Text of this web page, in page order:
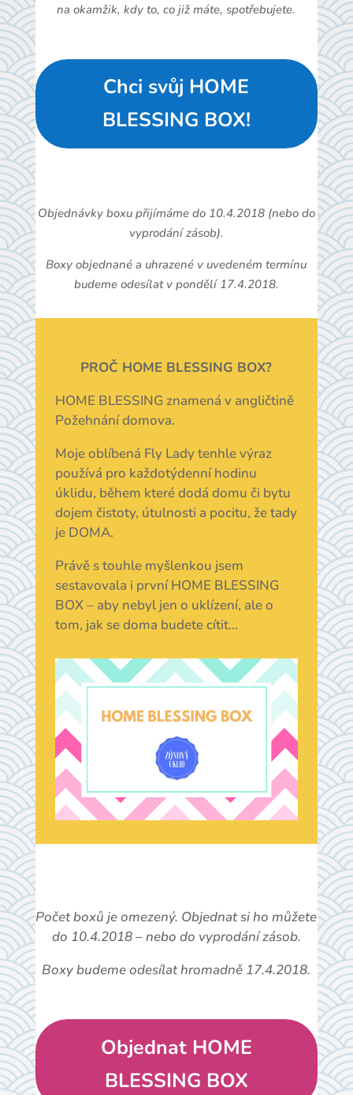
na okamžik, kdy to, co již máte, spotřebujete.
Chci svůj HOME
BLESSING BOX!
Objednávky boxu přijímáme do 10.4.2018 (nebo do
vyprodání zásob).
Boxy objednané a uhrazené v uvedeném termínu
budeme odesílat v pondělí 17.4.2018.
PROČ HOME BLESSING BOX?
HOME BLESSING znamená v angličtině
Požehnání domova.
Moje oblíbená Fly Lady tenhle výraz
používá pro každotýdenní hodinu
úklidu, během které dodá domu či bytu
dojem čistoty, útulnosti a pocitu, že tady
je DOMA.
Právě s touhle myšlenkou jsem
sestavovala i první HOME BLESSING
BOX – aby nebyl jen o uklízení, ale o
tom, jak se doma budete cítit…
Počet boxů je omezený. Objednat si ho můžete
do 10.4.2018 – nebo do vyprodání zásob.
Boxy budeme odesílat hromadně 17.4.2018.
Objednat HOME
BLESSING BOX